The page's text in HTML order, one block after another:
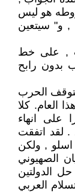
هو ليس
, و" سيتعين
, على خط
بدون رابح
الحرب
العام. كلا
على انهاء
. لقد اتفقت
اسلو , ولكن
الصهيوني
الدولتين
العربي